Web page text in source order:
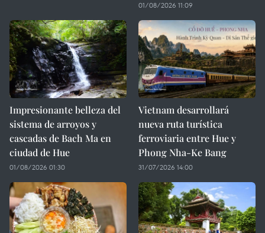
01/08/2026 11:09
Impresionante belleza del
sistema de arroyos y
cascadas de Bach Ma en
ciudad de Hue
01/08/2026 01:30
Vietnam desarrollará
nueva ruta turística
ferroviaria entre Hue y
Phong Nha-Ke Bang
31/07/2026 14:00